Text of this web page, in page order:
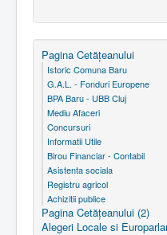
Pagina Cetăţeanului
Istoric Comuna Baru
G.A.L. - Fonduri Europene
BPA Baru - UBB Cluj
Mediu Afaceri
Concursuri
Informatii Utile
Birou Financiar - Contabil
Asistenta sociala
Registru agricol
Achizitii publice
Pagina Cetăţeanului (2)
Alegeri Locale si